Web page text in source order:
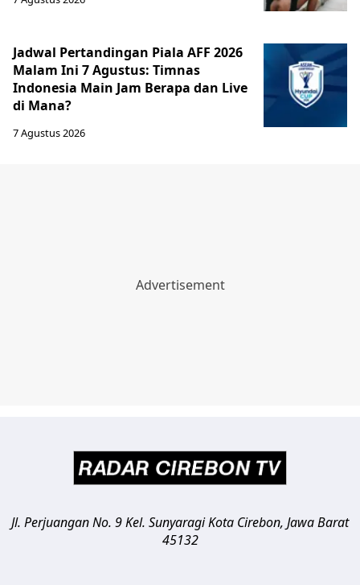
Jadwal Pertandingan Piala AFF 2026
Malam Ini 7 Agustus: Timnas
Indonesia Main Jam Berapa dan Live
di Mana?
7 Agustus 2026
Jl. Perjuangan No. 9 Kel. SunyaragiKota Cirebon, Jawa Barat
45132